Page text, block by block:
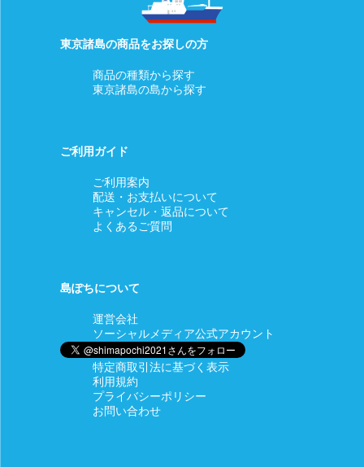
東京諸島の商品をお探しの方
商品の種類から探す
東京諸島の島から探す
ご利用ガイド
ご利用案内
配送・お支払いについて
キャンセル・返品について
よくあるご質問
島ぽちについて
運営会社
ソーシャルメディア公式アカウント
特定商取引法に基づく表示
利用規約
プライバシーポリシー
お問い合わせ